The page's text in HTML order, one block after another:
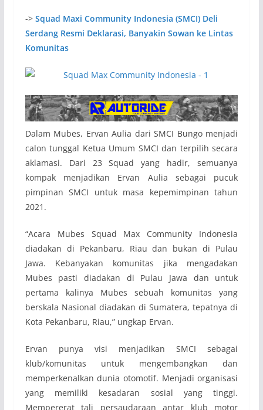
-> Squad Maxi Community Indonesia (SMCI) Deli
Serdang Resmi Deklarasi, Banyakin Sowan ke Lintas
Komunitas
Dalam Mubes, Ervan Aulia dari SMCI Bungo menjadi
calon tunggal Ketua Umum SMCI dan terpilih secara
aklamasi. Dari 23 Squad yang hadir, semuanya
kompak menjadikan Ervan Aulia sebagai pucuk
pimpinan SMCI untuk masa kepemimpinan tahun
2021.
“Acara Mubes Squad Max Community Indonesia
diadakan di Pekanbaru, Riau dan bukan di Pulau
Jawa. Kebanyakan komunitas jika mengadakan
Mubes pasti diadakan di Pulau Jawa dan untuk
pertama kalinya Mubes sebuah komunitas yang
berskala Nasional diadakan di Sumatera, tepatnya di
Kota Pekanbaru, Riau,” ungkap Ervan.
Ervan punya visi menjadikan SMCI sebagai
klub/komunitas untuk mengembangkan dan
memperkenalkan dunia otomotif. Menjadi organisasi
yang memiliki kesadaran sosial yang tinggi.
Mempererat tali persaudaraan antar klub motor